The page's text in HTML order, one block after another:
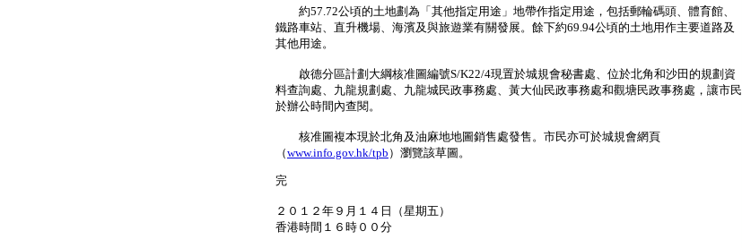
約57.72公頃的土地劃為「其他指定用途」地帶作指定用途，包括郵輪碼頭、體育館、
鐵路車站、直升機場、海濱及與旅遊業有關發展。餘下約69.94公頃的土地用作主要道路及
其他用途。
啟德分區計劃大綱核准圖編號S/K22/4現置於城規會秘書處、位於北角和沙田的規劃資
料查詢處、九龍規劃處、九龍城民政事務處、黃大仙民政事務處和觀塘民政事務處，讓市民
於辦公時間內查閱。
核准圖複本現於北角及油麻地地圖銷售處發售。市民亦可於城規會網頁
（www.info.gov.hk/tpb ）瀏覽該草圖。
完
２０１２年９月１４日（星期五）
香港時間１６時００分